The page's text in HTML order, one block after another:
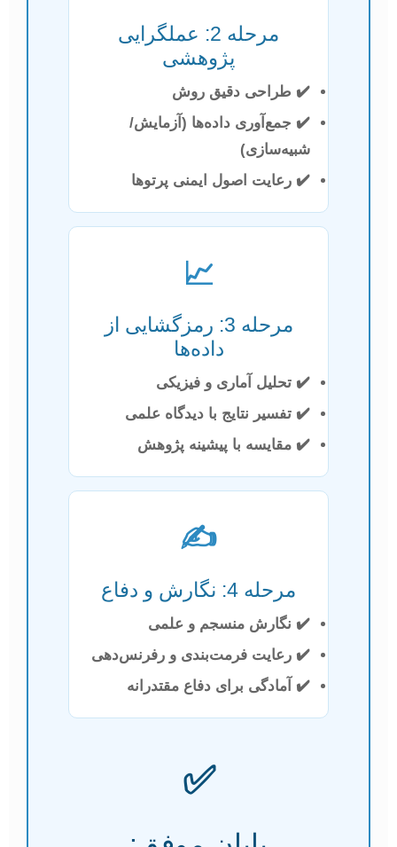
مرحله 2: عملگرایی
پژوهشی
✔️ طراحی دقیق روش
✔️ جمع‌آوری داده‌ها (آزمایش/
شبیه‌سازی)
✔️ رعایت اصول ایمنی پرتوها
📈
مرحله 3: رمزگشایی از
داده‌ها
✔️ تحلیل آماری و فیزیکی
✔️ تفسیر نتایج با دیدگاه علمی
✔️ مقایسه با پیشینه پژوهش
✍️
مرحله 4: نگارش و دفاع
✔️ نگارش منسجم و علمی
✔️ رعایت فرمت‌بندی و رفرنس‌دهی
✔️ آمادگی برای دفاع مقتدرانه
✅